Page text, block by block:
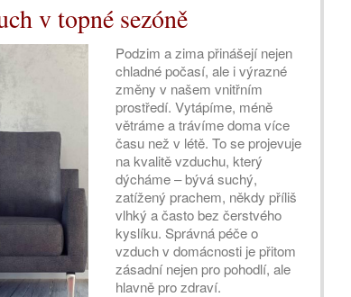
v topné sezóně
Podzim a zima přinášejí nejen
chladné počasí, ale i výrazné
změny v našem vnitřním
prostředí. Vytápíme, méně
větráme a trávíme doma více
času než v létě. To se projevuje
na kvalitě vzduchu, který
dýcháme – bývá suchý,
zatížený prachem, někdy příliš
vlhký a často bez čerstvého
kyslíku. Správná péče o
vzduch v domácnosti je přitom
zásadní nejen pro pohodlí, ale
hlavně pro zdraví.